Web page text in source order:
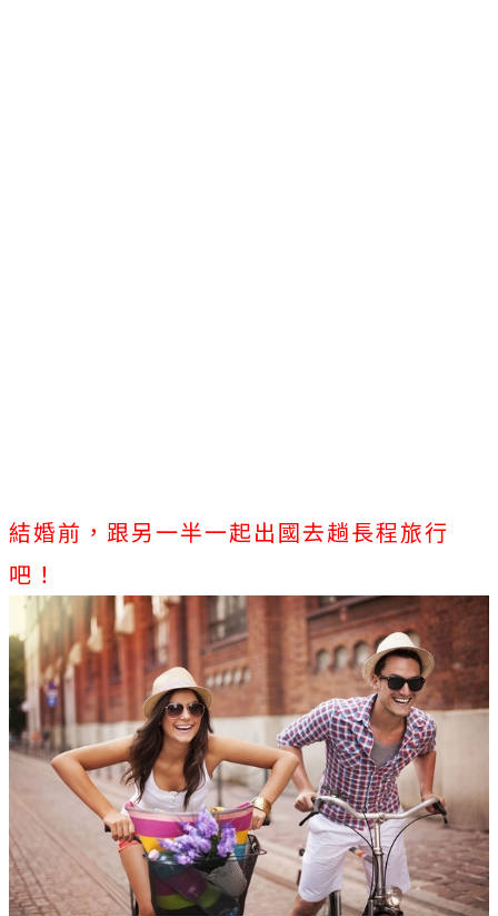
結婚前，跟另一半一起出國去趟長程旅行
吧！